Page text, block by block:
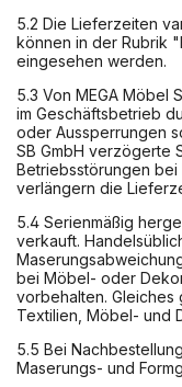
5.2 Die Lieferzeiten
können in der Rubrik
eingesehen werden.
5.3 Von MEGA Möbel
im Geschäftsbetrieb
oder Aussperrungen
SB GmbH verzögerte
Betriebsstörungen bei
verlängern die
5.4 Serienmäßig
verkauft.
bei Möbel- oder
vorbehalten. Gleiches
Textilien, Möbel- und
5.5 Bei
Maserungs- und